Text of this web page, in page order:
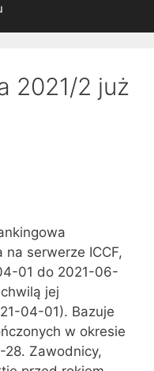
2021/2 już
serwerze ICCF,
01 do 2021-06-
jej
04-01). Bazuje
w okresie
Zawodnicy,